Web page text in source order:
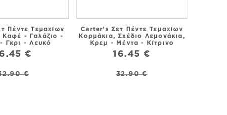
Πέντε Τεμαχίων
Καφέ - Γαλάζιο -
Γκρι - Λευκό
€
€
Carter's Σετ Πέντε Τεμαχίων
Κορμάκια, Σχέδιο Λεμονάκια,
Κρεμ - Μέντα - Κίτρινο
16.45 €
32.90 €